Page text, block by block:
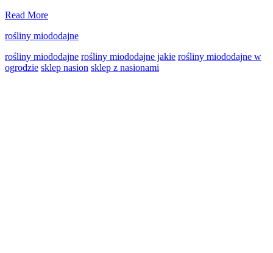
Read MoreRośliny
w
–
dlaczego
rośliny miododajne
rośliny miododajne rośliny miododajne jakie rośliny miododajne w
ogrodzie sklep nasion sklep z nasionami